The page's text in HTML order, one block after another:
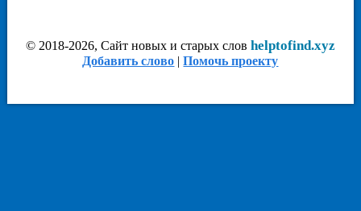
© 2018-2026, Сайт новых и старых слов helptofind.xyz
Добавить слово |Помочь проекту